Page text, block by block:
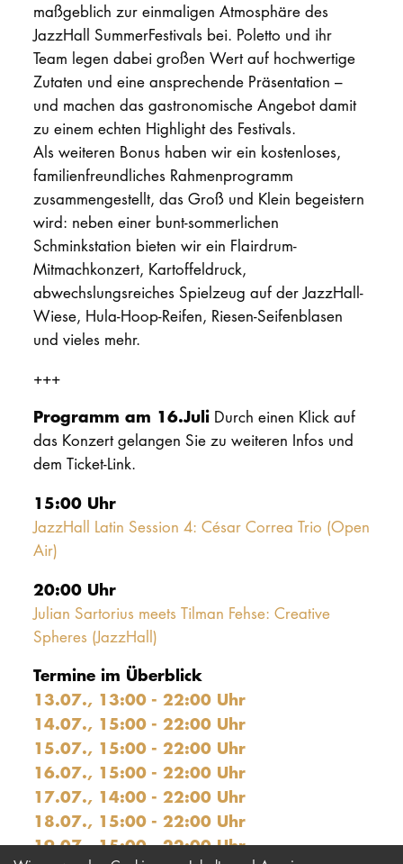
maßgeblich zur einmaligen Atmosphäre des
JazzHall SummerFestivals bei. Poletto und ihr
Team legen dabei großen Wert auf hochwertige
Zutaten und eine ansprechende Präsentation –
und machen das gastronomische Angebot damit
zu einem echten Highlight des Festivals.
Als weiteren Bonus haben wir ein kostenloses,
familienfreundliches Rahmenprogramm
zusammengestellt, das Groß und Klein begeistern
wird: neben einer bunt-sommerlichen
Schminkstation bieten wir ein Flairdrum-
Mitmachkonzert, Kartoffeldruck,
abwechslungsreiches Spielzeug auf der JazzHall-
Wiese, Hula-Hoop-Reifen, Riesen-Seifenblasen
und vieles mehr.
+++
Programm am 16.JuliDurch einen Klick auf
das Konzert gelangen Sie zu weiteren Infos und
dem Ticket-Link.
15:00 Uhr
JazzHall Latin Session 4: César Correa Trio (Open
Air)
20:00 Uhr
Julian Sartorius meets Tilman Fehse: Creative
Spheres (JazzHall)
Termine im Überblick
13.07., 13:00 - 22:00 Uhr
14.07., 15:00 - 22:00 Uhr
15.07., 15:00 - 22:00 Uhr
16.07., 15:00 - 22:00 Uhr
17.07., 14:00 - 22:00 Uhr
18.07., 15:00 - 22:00 Uhr
19.07., 15:00 - 22:00 Uhr